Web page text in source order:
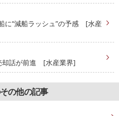
に“減船ラッシュ”の予感 [水産
却話が前進 [水産業界]
の他の記事